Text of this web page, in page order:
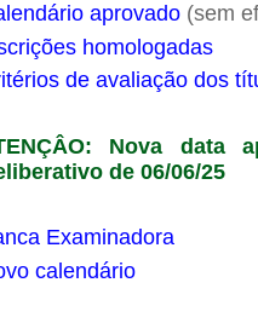
aprovado(sem
homologadas
de avaliação dos
Nova data
de 06/06/25
Examinadora
calendário